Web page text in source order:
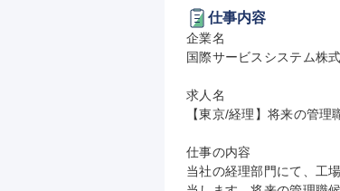
仕事内容
企業名
国際サービスシステム株
求人名
【東京/経理】将来の管
仕事の内容
当社の経理部門にて、工